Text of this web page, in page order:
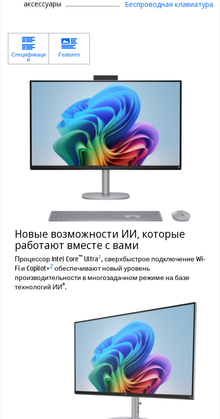
аксессуары
Беспроводная клавиатура
Новые возможности ИИ, которые
работают вместе с вами
Процессор Intel Core™ Ultra1, сверхбыстрое подключение Wi-
Fi и Copilot+2 обеспечивают новый уровень
производительности в многозадачном режиме на базе
технологий ИИ®.